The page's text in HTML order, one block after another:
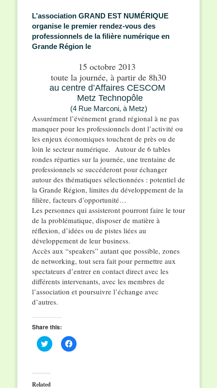
L’association GRAND EST NUMÉRIQUE
organise le premier rendez-vous des
professionnels de la filière numérique en
Grande Région le
15 octobre 2013
toute la journée, à partir de 8h30
au centre d’Affaires CESCOM
Metz Technopôle
(4 Rue Marconi, à Metz)
Assurément l’événement grand régional à ne pas
manquer pour les professionnels dont l’activité ou
les enjeux économiques touchent de près ou de
loin le secteur numérique. Autour de 6 tables
rondes réparties sur la journée, une trentaine de
professionnels se succéderont pour échanger
autour des thématiques sélectionnées : potentiel de
la Grande Région, limites du développement de la
filière, facteurs d’opportunité…
Les personnes qui assisteront pourront faire le tour
de la problématique, disposer de matière à
réflexion, d’idées ou de pistes liées au
développement de leur business.
Accès aux “speakers” autant que possible, zones
de networking, tout sera fait pour permettre aux
spectateurs d’entrer en contact direct avec les
différents intervenants, avec les membres de
l’association et poursuivre l’échange avec
d’autres.
Share this:
Click
to
(Opens
in
Click
to
Related